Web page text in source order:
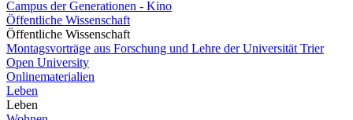
Campus der Generationen - Kino
Öffentliche Wissenschaft
Öffentliche Wissenschaft
Montagsvorträge aus Forschung und Lehre der Universität Trier
Open University
Onlinematerialien
Leben
Leben